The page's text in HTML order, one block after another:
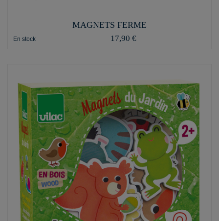
MAGNETS FERME
En stock 17,90 €